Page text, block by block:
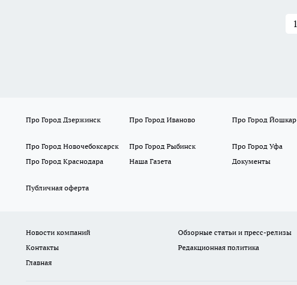
1
Про Город Дзержинск Про Город Иваново Про Город
Про Город Новочебоксарск
Про Город Рыбинск Про Город Уфа
Про Город Краснодара
Наша Газета Документы
Публичная оферта
Новости компаний Обзорные статьи и пресс-релизы
Контакты
Редакционная политика
Главная